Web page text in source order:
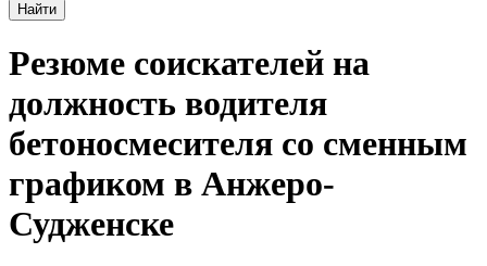
Найти
Резюме соискателей на
должность водителя
бетоносмесителя со сменным
графиком в Анжеро-
Судженске